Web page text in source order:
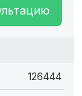
126444